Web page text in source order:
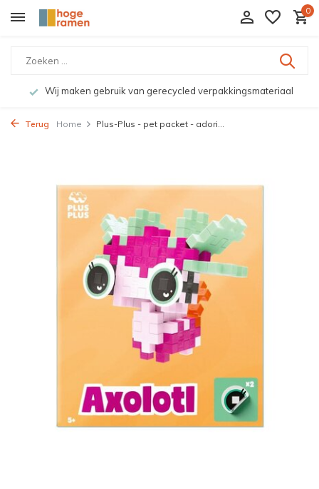
0
Wij maken gebruik van gerecycled verpakkingsmateriaal
Terug Home Plus-Plus - pet packet - adori...